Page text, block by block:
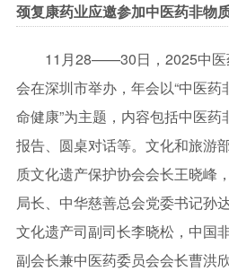
颈复康药业应邀参加中医药非物
11月28——30日，2025中医
会在深圳市举办，年会以“中医
命健康”为主题，内容包括中医
报告、圆桌对话等。文化和旅游
质文化遗产保护协会会长王晓峰
局长、中华慈善总会党委书记孙
文化遗产司副司长李晓松，中国
副会长兼中医药委员会会长曹洪